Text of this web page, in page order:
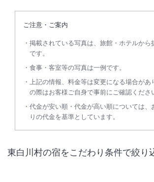
ご注意・ご案内
掲載されている写真は、旅館・ホテルから
です。
食事・客室等の写真は一例です。
上記の情報、料金等は変更になる場合があ
の際はお客様ご自身で事前にご確認くださ
代金が安い順・代金が高い順については、
りの代金を基準としています。
東白川村の宿をこだわり条件で絞り